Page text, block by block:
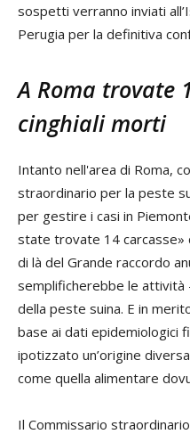
sospetti verranno inviati
Perugia per la definitiva
A Roma trovate
cinghiali morti
Intanto nell'area di Roma,
straordinario per la peste
per gestire i casi in
state trovate 14 carcasse»
di là del Grande raccordo
semplificherebbe le attività
della peste suina. E in
base ai dati epidemiologici
ipotizzato un’origine
come quella alimentare
Il Commissario